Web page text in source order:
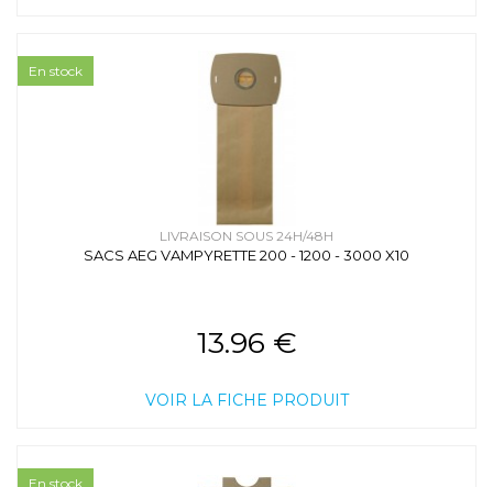
LIVRAISON SOUS 24H/48H
SACS AEG VAMPYRETTE 200 - 1200 - 3000 X10
13.96 €
VOIR LA FICHE PRODUIT
En stock
En stock